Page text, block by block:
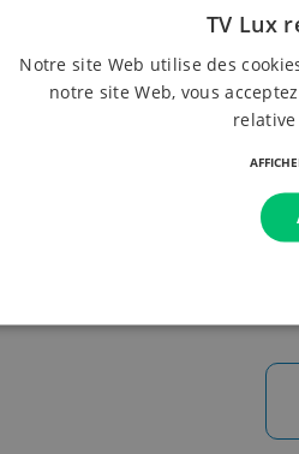
Enseignement : des
province avant une
manifestation le 27
TV Lux
Notre site Web utilise des
notre site Web, vous
relative